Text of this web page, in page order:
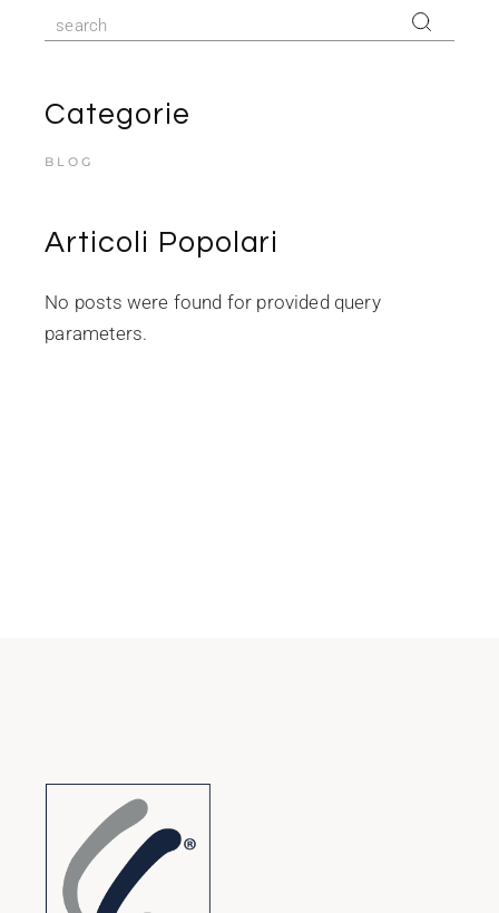
Categorie
BLOG
Articoli Popolari
No posts were found for provided query
parameters.